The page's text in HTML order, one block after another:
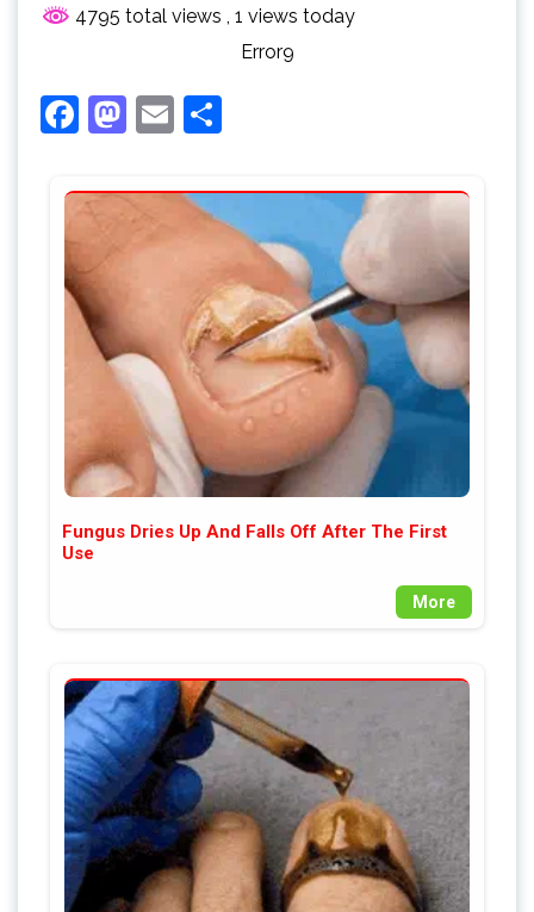
4795 total views , 1 views today
Error9
Facebook
Mastodon
Email
Fungus Dries Up And Falls Off After The First
Use
More